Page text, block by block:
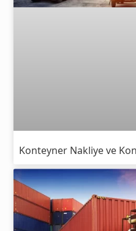
Konteyner Nakliye ve